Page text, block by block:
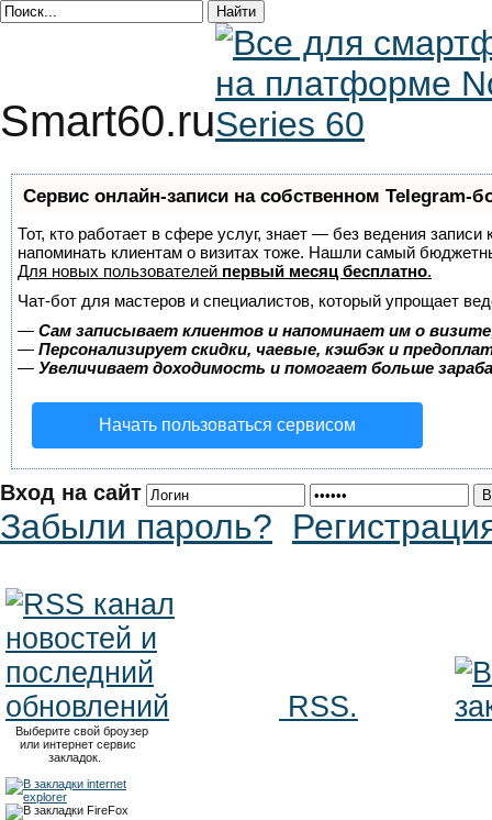
Smart60.ru
Сервис онлайн-записи на собственном Telegram-
Тот, кто работает в сфере услуг, знает — без ведения
напоминать клиентам о визитах тоже. Нашли самый
Для новых пользователей первый месяц бесплатно.
Чат-бот для мастеров и специалистов, который упрощает
— Сам записывает клиентов и напоминает им о
— Персонализирует скидки, чаевые, кэшбэк и
— Увеличивает доходимость и помогает больше
Начать пользоваться сервисом
Вход на сайт
Забыли пароль?
RSS.
Выберите свой броузер
или интернет сервис
закладок.